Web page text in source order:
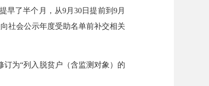
了半个月，从9月30日提前到9月
社会公示年度受助名单前补交相关
为“列入脱贫户（含监测对象）的